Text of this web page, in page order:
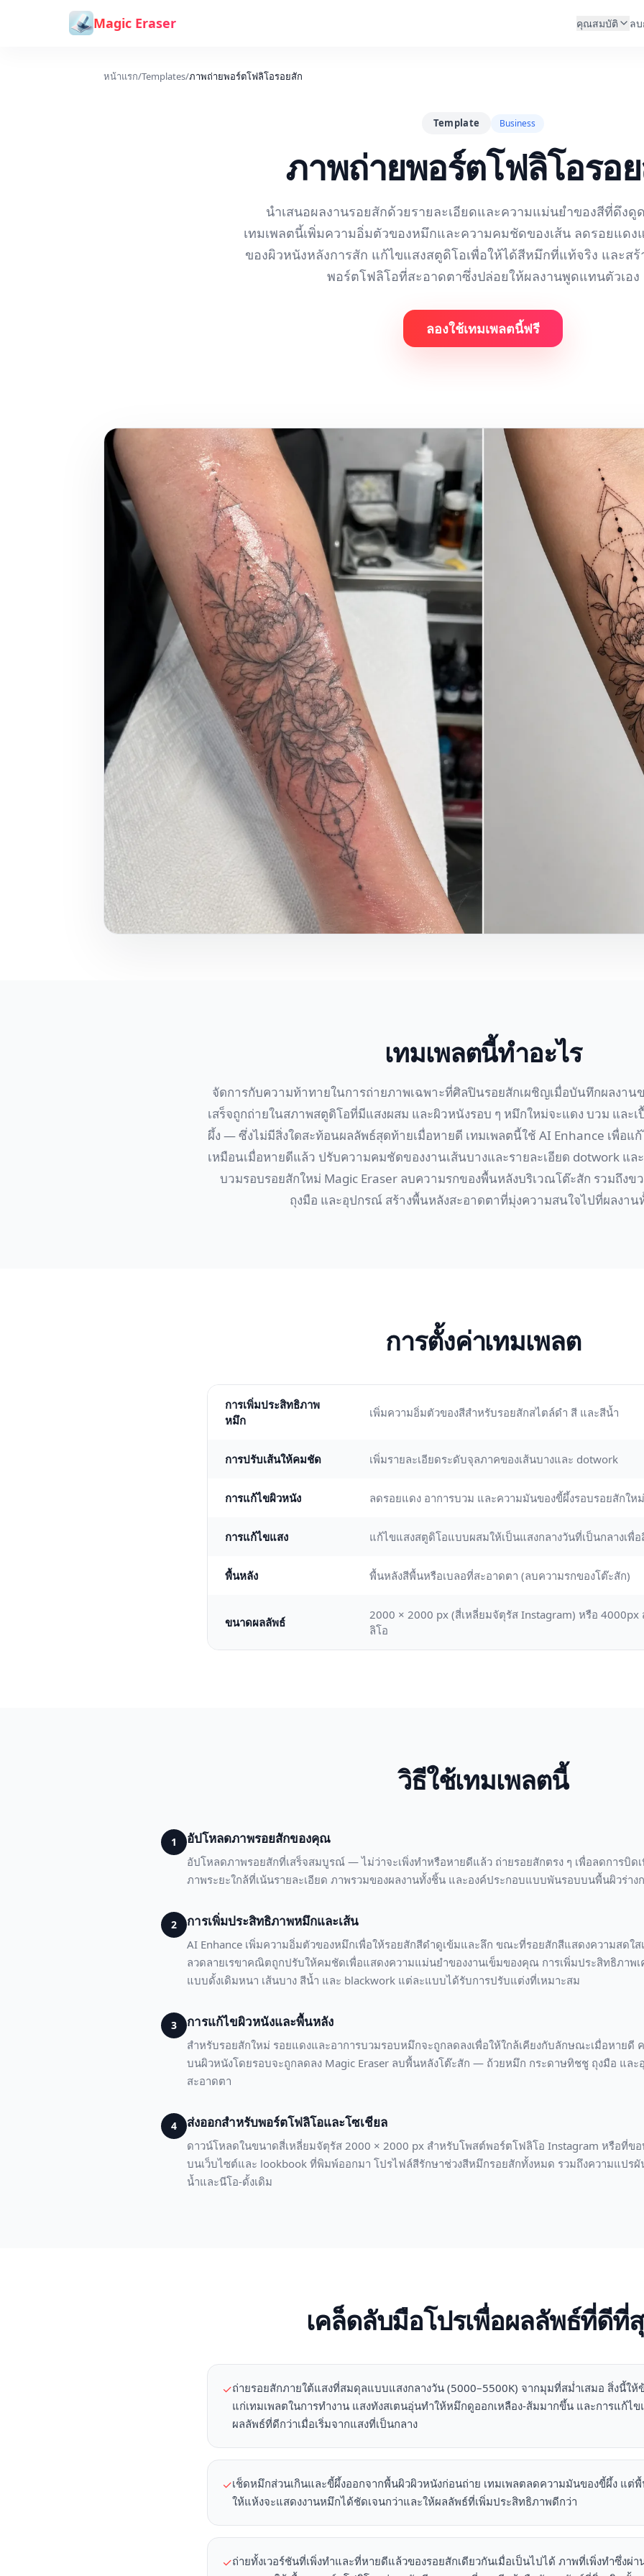
ข้ามไปยังเนื้อหา
Magic Eraser คุณสมบัติ ลบ
หน้าแรก/Templates/ภาพถ่ายพอร์ตโฟลิโอรอยสัก
Template Business
ภาพถ่ายพอร์ตโฟลิโอรอ
นำเสนอผลงานรอยสักด้วยรายละเอียดและความแม่นยำของสีที่ดึงดู
เทมเพลตนี้เพิ่มความอิ่มตัวของหมึกและความคมชัดของเส้น ลดรอยแดง
ของผิวหนังหลังการสัก แก้ไขแสงสตูดิโอเพื่อให้ได้สีหมึกที่แท้จริง และสร้
พอร์ตโฟลิโอที่สะอาดตาซึ่งปล่อยให้ผลงานพูดแทนตัวเอง
ลองใช้เทมเพลตนี้ฟรี
เทมเพลตนี้ทำอะไร
จัดการกับความท้าทายในการถ่ายภาพเฉพาะที่ศิลปินรอยสักเผชิญเมื่อบันทึกผลงาน
เสร็จถูกถ่ายในสภาพสตูดิโอที่มีแสงผสม และผิวหนังรอบ ๆ หมึกใหม่จะแดง บวม และ
ผึ้ง — ซึ่งไม่มีสิ่งใดสะท้อนผลลัพธ์สุดท้ายเมื่อหายดี เทมเพลตนี้ใช้ AI Enhance เพื่อแ
เหมือนเมื่อหายดีแล้ว ปรับความคมชัดของงานเส้นบางและรายละเอียด dotwork แล
บวมรอบรอยสักใหม่ Magic Eraser ลบความรกของพื้นหลังบริเวณโต๊ะสัก รวมถึง
ถุงมือ และอุปกรณ์ สร้างพื้นหลังสะอาดตาที่มุ่งความสนใจไปที่ผลงาน
การตั้งค่าเทมเพลต
การเพิ่มประสิทธิภาพ
หมึก
เพิ่มความอิ่มตัวของสีสำหรับรอยสักสไตล์ดำ สี และสีน้ำ
การปรับเส้นให้คมชัด เพิ่มรายละเอียดระดับจุลภาคของเส้นบางและ dotwork
การแก้ไขผิวหนัง ลดรอยแดง อาการบวม และความมันของขี้ผึ้งรอบรอยสักใหม่
การแก้ไขแสง แก้ไขแสงสตูดิโอแบบผสมให้เป็นแสงกลางวันที่เป็นกลางเพื่
พื้นหลัง พื้นหลังสีพื้นหรือเบลอที่สะอาดตา (ลบความรกของโต๊ะสัก)
ขนาดผลลัพธ์
2000 × 2000 px (สี่เหลี่ยมจัตุรัส Instagram) หรือ
ลิโอ
วิธีใช้เทมเพลตนี้
1 อัปโหลดภาพรอยสักของคุณ
อัปโหลดภาพรอยสักที่เสร็จสมบูรณ์ — ไม่ว่าจะเพิ่งทำหรือหายดีแล้ว ถ่ายรอยสักตรง ๆ เพื่อลดการบิด
ภาพระยะใกล้ที่เน้นรายละเอียด ภาพรวมของผลงานทั้งชิ้น และองค์ประกอบแบบพันรอบบนพื้นผิวร่าง
2 การเพิ่มประสิทธิภาพหมึกและเส้น
AI Enhance เพิ่มความอิ่มตัวของหมึกเพื่อให้รอยสักสีดำดูเข้มและลึก ขณะที่รอยสักสีแสดงความสดใ
ลวดลายเรขาคณิตถูกปรับให้คมชัดเพื่อแสดงความแม่นยำของงานเข็มของคุณ การเพิ่มประสิทธิภา
แบบดั้งเดิมหนา เส้นบาง สีน้ำ และ blackwork แต่ละแบบได้รับการปรับแต่งที่เหมาะสม
3 การแก้ไขผิวหนังและพื้นหลัง
สำหรับรอยสักใหม่ รอยแดงและอาการบวมรอบหมึกจะถูกลดลงเพื่อให้ใกล้เคียงกับลักษณะเมื่อหายดี
บนผิวหนังโดยรอบจะถูกลดลง Magic Eraser ลบพื้นหลังโต๊ะสัก — ถ้วยหมึก กระดาษทิชชู ถุงมือ แ
สะอาดตา
4 ส่งออกสำหรับพอร์ตโฟลิโอและโซเชียล
ดาวน์โหลดในขนาดสี่เหลี่ยมจัตุรัส 2000 × 2000 px สำหรับโพสต์พอร์ตโฟลิโอ Instagram หรือที่ข
บนเว็บไซต์และ lookbook ที่พิมพ์ออกมา โปรไฟล์สีรักษาช่วงสีหมึกรอยสักทั้งหมด รวมถึงความแปร
น้ำและนีโอ-ดั้งเดิม
เคล็ดลับมือโปรเพื่อผลลัพธ์ที่ดีที่
✓ถ่ายรอยสักภายใต้แสงที่สมดุลแบบแสงกลางวัน (5000–5500K) จากมุมที่สม่ำเสมอ สิ่งนี้ใ
แก่เทมเพลตในการทำงาน แสงทังสเตนอุ่นทำให้หมึกดูออกเหลือง-ส้มมากขึ้น และการแก้ไ
ผลลัพธ์ที่ดีกว่าเมื่อเริ่มจากแสงที่เป็นกลาง
✓เช็ดหมึกส่วนเกินและขี้ผึ้งออกจากพื้นผิวผิวหนังก่อนถ่าย เทมเพลตลดความมันของขี้ผึ้ง แต่
ให้แห้งจะแสดงงานหมึกได้ชัดเจนกว่าและให้ผลลัพธ์ที่เพิ่มประสิทธิภาพดีกว่า
✓ถ่ายทั้งเวอร์ชันที่เพิ่งทำและที่หายดีแล้วของรอยสักเดียวกันเมื่อเป็นไปได้ ภาพที่เพิ่งทำซึ่งผ่